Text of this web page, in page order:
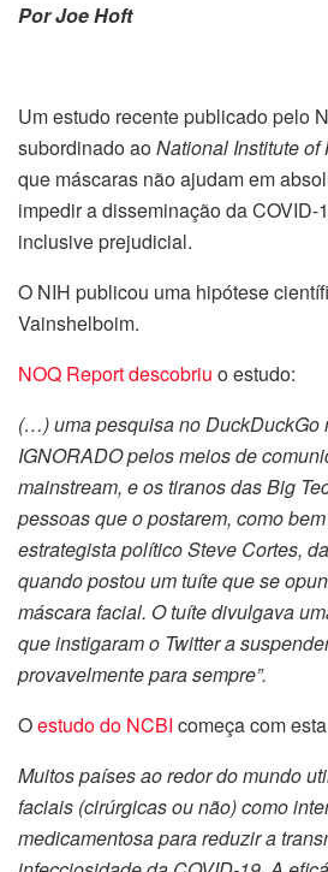
Por Joe Hoft
Um estudo recente publicado pelo
subordinado aoNational Institute of
que máscaras não ajudam em
impedir a disseminação da COVID-
inclusive prejudicial.
O NIH publicou uma hipótese
Vainshelboim.
NOQ Report descobriu o estudo:
(…) uma pesquisa no DuckDuckGo
IGNORADO pelos meios de
mainstream, e os tiranos das Big
pessoas que o postarem, como
estrategista político Steve Cortes,
quando postou um tuíte que se
máscara facial. O tuíte divulgava
que instigaram o Twitter a
provavelmente para sempre”.
Oestudo do NCBI começa com
Muitos países ao redor do mundo
faciais (cirúrgicas ou não) como
medicamentosa para reduzir a